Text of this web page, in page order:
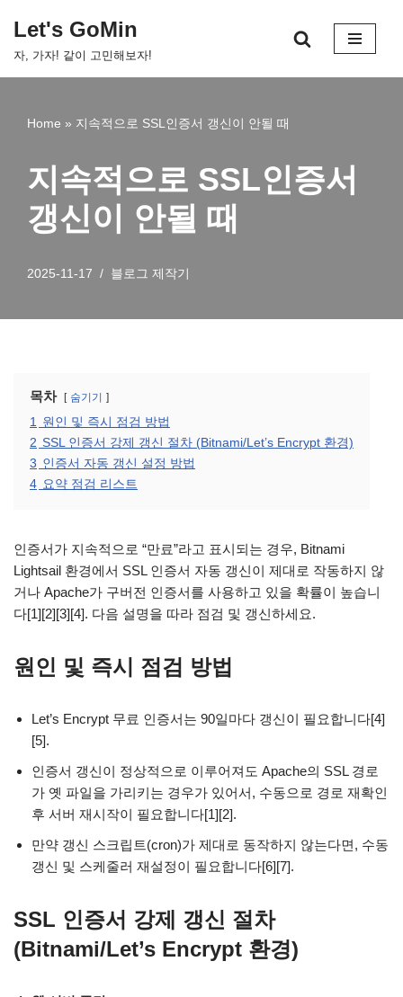
콘
Let's GoMin
자, 가자! 같이 고민해보자!
Home » 지속적으로 SSL인증서 갱신이 안될 때
지속적으로 SSL인증서
갱신이 안될 때
2025-11-17 블로그 제작기
목차 숨기기
1 원인 및 즉시 점검 방법
2 SSL 인증서 강제 갱신 절차 (Bitnami/Let’s Encrypt 환경)
3 인증서 자동 갱신 설정 방법
4 요약 점검 리스트
인증서가 지속적으로 “만료”라고 표시되는 경우, Bitnami
Lightsail 환경에서 SSL 인증서 자동 갱신이 제대로 작동하지 않
거나 Apache가 구버전 인증서를 사용하고 있을 확률이 높습니
다[1][2][3][4]. 다음 설명을 따라 점검 및 갱신하세요.
원인 및 즉시 점검 방법
Let’s Encrypt 무료 인증서는 90일마다 갱신이 필요합니다[4]
[5].
인증서 갱신이 정상적으로 이루어져도 Apache의 SSL 경로
가 옛 파일을 가리키는 경우가 있어서, 수동으로 경로 재확인
후 서버 재시작이 필요합니다[1][2].
만약 갱신 스크립트(cron)가 제대로 동작하지 않는다면, 수동
갱신 및 스케줄러 재설정이 필요합니다[6][7].
SSL 인증서 강제 갱신 절차
(Bitnami/Let’s Encrypt 환경)